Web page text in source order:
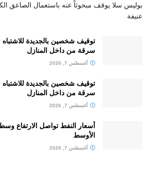
بوليس سلا يوقف مبحوثاً عنه باستعمال الصاعق
عنيفة
توقيف شخصين بالجديدة
سرقة من داخل المنازل
أغسطس 7, 2026
توقيف شخصين بالجديدة
سرقة من داخل المنازل
أغسطس 7, 2026
أسعار النفط تواصل الارتفاع
الأوسط
أغسطس 7, 2026